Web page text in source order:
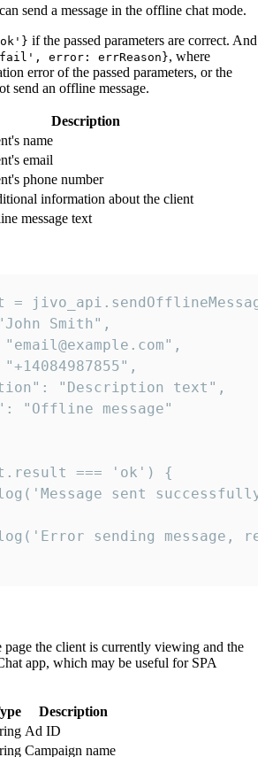
send a message in the offline chat mode.
if the passed parameters are correct. And
error: errReason}, where
error of the passed parameters, or the
send an offline message.
Description
name
email
phone number
information about the client
message text
=
Smith",
"Description text",
"Offline message"
=== 'ok') {
sent
sending message,
page the client is currently viewing and the
app, which may be useful for SPA
Description
Ad ID
Campaign name